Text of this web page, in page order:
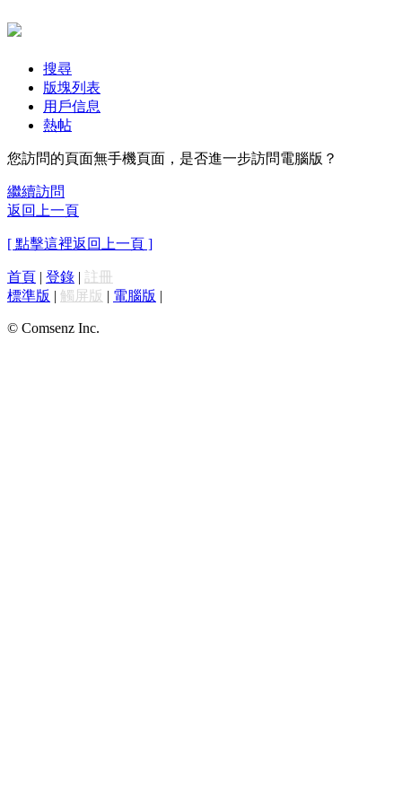
搜尋
版塊列表
用戶信息
熱帖
您訪問的頁面無手機頁面，是否進一步訪問電腦版？
繼續訪問
返回上一頁
[ 點擊這裡返回上一頁 ]
首頁 | 登錄 | 註冊
標準版 | 觸屏版 | 電腦版 |
© Comsenz Inc.